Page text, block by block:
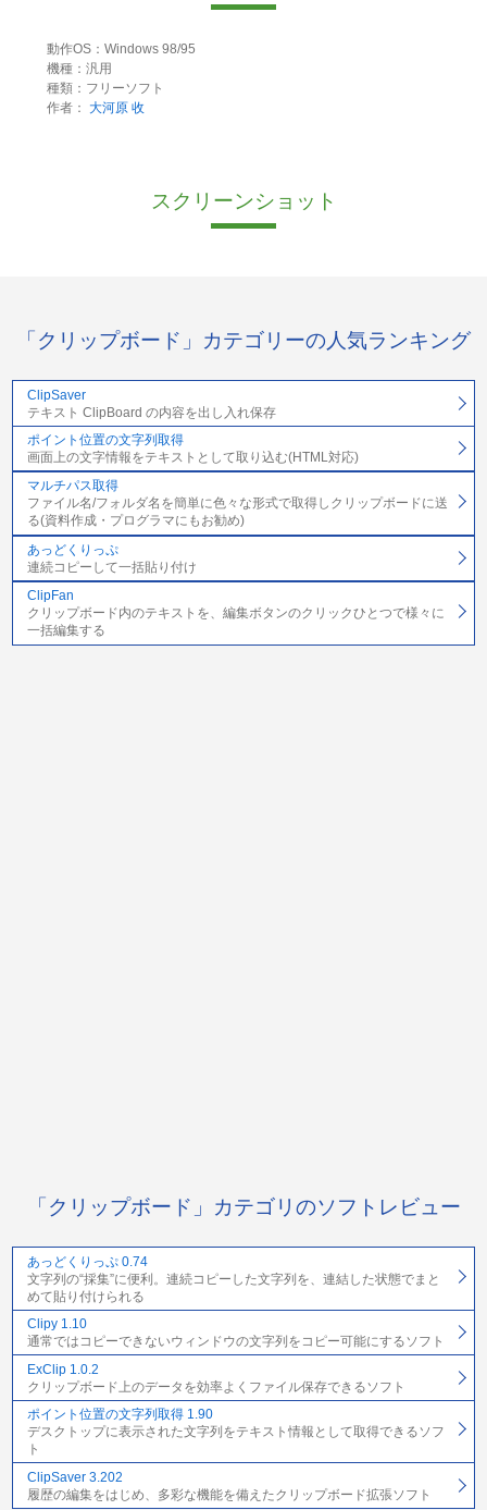
動作OS：Windows 98/95
機種：汎用
種類：フリーソフト
作者： 大河原 收
スクリーンショット
「クリップボード」カテゴリーの人気ランキング
ClipSaver
テキスト ClipBoard の内容を出し入れ保存
ポイント位置の文字列取得
画面上の文字情報をテキストとして取り込む(HTML対応)
マルチパス取得
ファイル名/フォルダ名を簡単に色々な形式で取得しクリップボードに送
る(資料作成・プログラマにもお勧め)
あっどくりっぷ
連続コピーして一括貼り付け
ClipFan
クリップボード内のテキストを、編集ボタンのクリックひとつで様々に
一括編集する
「クリップボード」カテゴリのソフトレビュー
あっどくりっぷ 0.74
文字列の“採集”に便利。連続コピーした文字列を、連結した状態でまと
めて貼り付けられる
Clipy 1.10
通常ではコピーできないウィンドウの文字列をコピー可能にするソフト
ExClip 1.0.2
クリップボード上のデータを効率よくファイル保存できるソフト
ポイント位置の文字列取得 1.90
デスクトップに表示された文字列をテキスト情報として取得できるソフ
ト
ClipSaver 3.202
履歴の編集をはじめ、多彩な機能を備えたクリップボード拡張ソフト